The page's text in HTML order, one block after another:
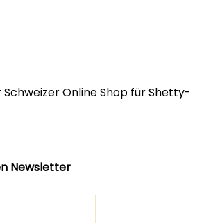
Online Shop für Shetty-
Newsletter